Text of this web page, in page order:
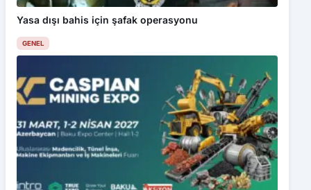
Yasa dışı bahis için şafak operasyonu
GENEL